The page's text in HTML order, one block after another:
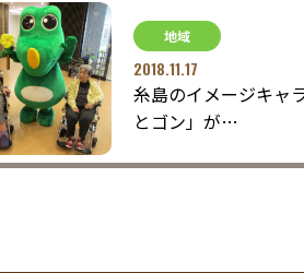
地域
2018.11.17
糸島のイメージキャ
とゴン」が…